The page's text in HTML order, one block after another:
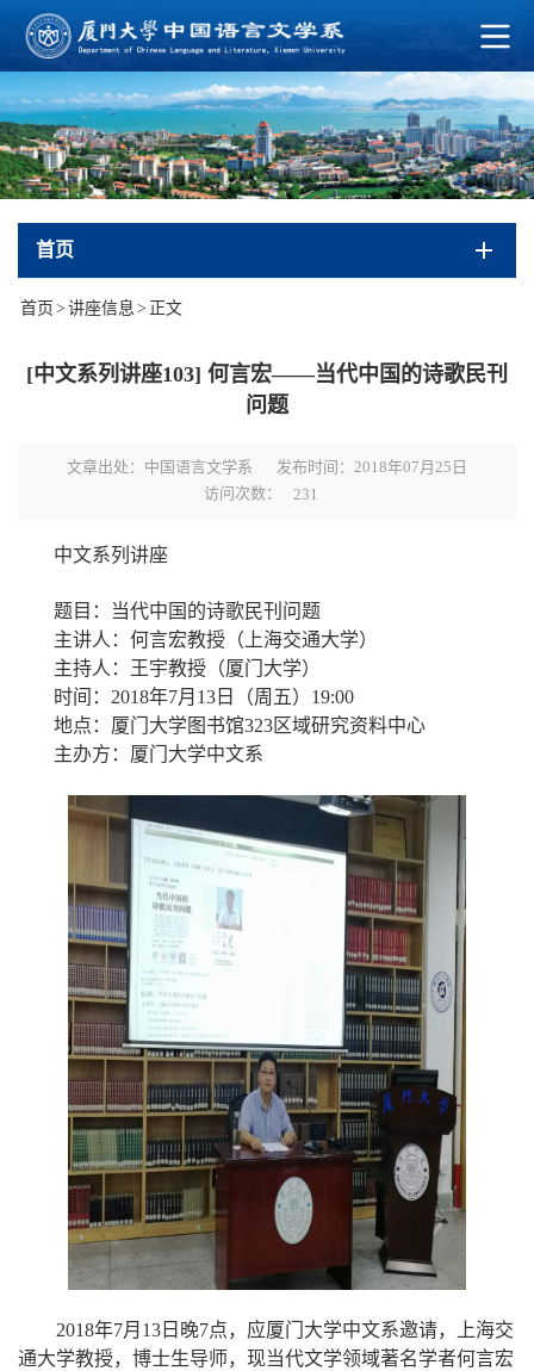
首页
首页 > 讲座信息 > 正文
[中文系列讲座103] 何言宏——当代中国的诗歌民刊
问题
文章出处：中国语言文学系
发布时间：2018年07月25日
访问次数：
231
中文系列讲座
题目：当代中国的诗歌民刊问题
主讲人：何言宏教授（上海交通大学）
主持人：王宇教授（厦门大学）
时间： 2018年7月 13 日（周五） 19:00
地点：厦门大学图书馆323区域研究资料中心
主办方：厦门大学中文系
2018年7月 13日晚7点，应厦门大学中文系邀请，上海交
通大学教授，博士生导师，现当代文学领域著名学者何言宏